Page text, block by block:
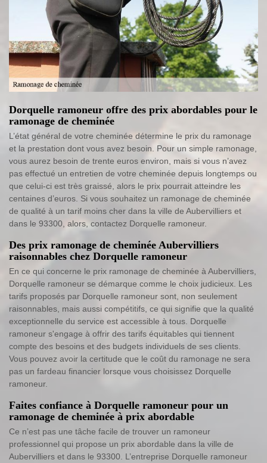
Dorquelle ramoneur offre des prix abordables pour le
ramonage de cheminée
L’état général de votre cheminée détermine le prix du ramonage
et la prestation dont vous avez besoin. Pour un simple ramonage,
vous aurez besoin de trente euros environ, mais si vous n’avez
pas effectué un entretien de votre cheminée depuis longtemps ou
que celui-ci est très graissé, alors le prix pourrait atteindre les
centaines d’euros. Si vous souhaitez un ramonage de cheminée
de qualité à un tarif moins cher dans la ville de Aubervilliers et
dans le 93300, alors, contactez Dorquelle ramoneur.
Des prix ramonage de cheminée Aubervilliers
raisonnables chez Dorquelle ramoneur
En ce qui concerne le prix ramonage de cheminée à Aubervilliers,
Dorquelle ramoneur se démarque comme le choix judicieux. Les
tarifs proposés par Dorquelle ramoneur sont, non seulement
raisonnables, mais aussi compétitifs, ce qui signifie que la qualité
exceptionnelle du service est accessible à tous. Dorquelle
ramoneur s'engage à offrir des tarifs équitables qui tiennent
compte des besoins et des budgets individuels de ses clients.
Vous pouvez avoir la certitude que le coût du ramonage ne sera
pas un fardeau financier lorsque vous choisissez Dorquelle
ramoneur.
Faites confiance à Dorquelle ramoneur pour un
ramonage de cheminée à prix abordable
Ce n’est pas une tâche facile de trouver un ramoneur
professionnel qui propose un prix abordable dans la ville de
Aubervilliers et dans le 93300. L’entreprise Dorquelle ramoneur